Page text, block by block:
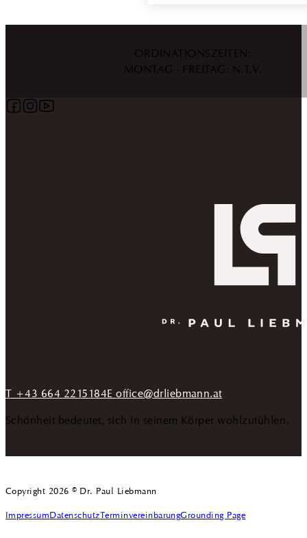
ORDINATIONSZEITEN:
MONTAG - FREITAG: N.T.V.
Follow us on Facebook
Follow us on Instagram
T +43 664 2215184E office@drliebmann.at
Schönheit bedeutet, sich in seinem Körper wohlzufühlen.
Copyright 2026 © Dr. Paul Liebmann
ImpressumDatenschutzTerminvereinbarungGrounding Page